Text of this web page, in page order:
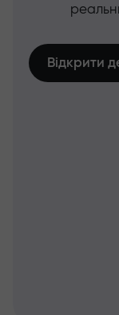
Відкрити